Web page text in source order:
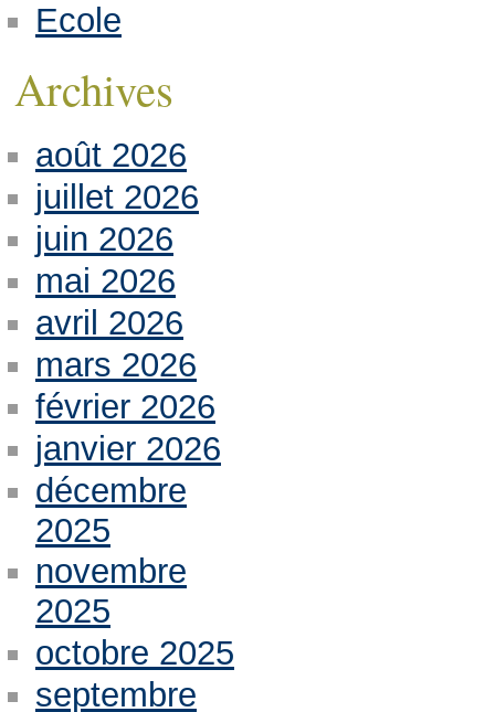
Ecole
Archives
août 2026
juillet 2026
juin 2026
mai 2026
avril 2026
mars 2026
février 2026
janvier 2026
décembre
2025
novembre
2025
octobre 2025
septembre